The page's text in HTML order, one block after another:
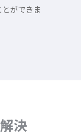
ができま
決